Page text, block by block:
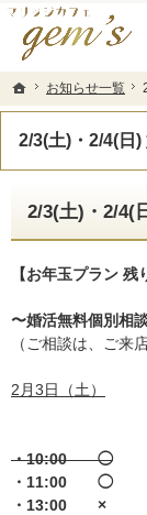
ホーム
お知らせ一覧
2/3(土)・2/4(日
長崎県の婚活なら結婚
長崎県長崎市の結婚相
2/3(土)・2/4(
【お年玉プラン
〜婚活無料個別相
（ご相談は、ご来
2月3日（土）
・10:00 ◯
・11:00 ◯
・13:00 ×
ホーム
お知らせ一覧